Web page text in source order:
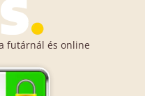
futárnál és online